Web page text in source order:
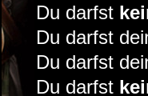
Du darfst
Du darfst
Du darfst
Du darfst